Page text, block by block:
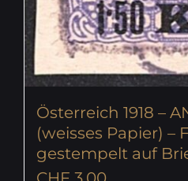
Österreich 1918 –
(weisses Papier) –
gestempelt auf